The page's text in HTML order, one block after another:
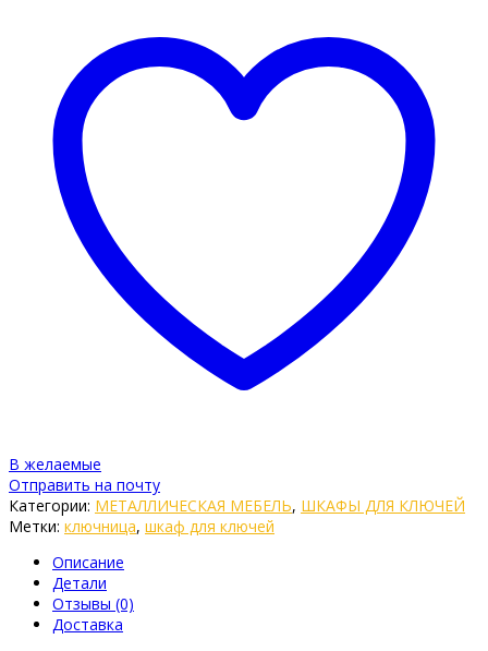
В желаемые
Отправить на почту
Категории: МЕТАЛЛИЧЕСКАЯ МЕБЕЛЬ, ШКАФЫ ДЛЯ КЛЮЧЕЙ
Метки: ключница, шкаф для ключей
Описание
Детали
Отзывы (0)
Доставка